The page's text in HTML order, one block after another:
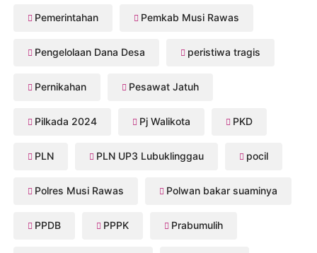
Pemerintahan Pemkab Musi Rawas
Pengelolaan Dana Desa peristiwa tragis
Pernikahan Pesawat Jatuh
Pilkada 2024 Pj Walikota PKD
PLN PLN UP3 Lubuklinggau pocil
Polres Musi Rawas Polwan bakar suaminya
PPDB PPPK Prabumulih